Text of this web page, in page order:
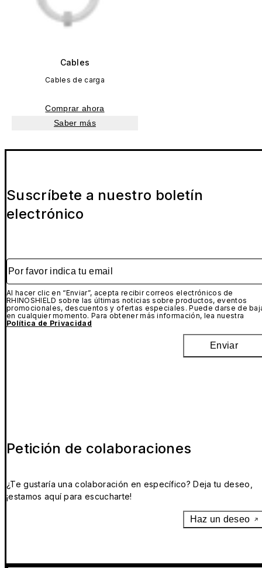
Cables
Cables de carga
Comprar ahora
Saber más
Suscríbete a nuestro boletín
electrónico
Por favor indica tu email
Al hacer clic en “Enviar”, acepta recibir correos electrónicos de
RHINOSHIELD sobre las últimas noticias sobre productos, eventos
promocionales, descuentos y ofertas especiales. Puede darse de
en cualquier momento. Para obtener más información, lea nuestra
Política de Privacidad
Enviar
Petición de colaboraciones
¿Te gustaría una colaboración en específico? Deja tu deseo,
¡estamos aquí para escucharte!
Haz un deseo